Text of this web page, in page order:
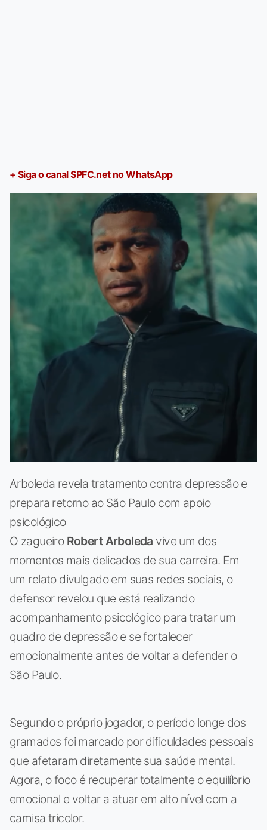
+ Siga o canal SPFC.net no WhatsApp
Arboleda revela tratamento contra depressão e
prepara retorno ao São Paulo com apoio
psicológico
O zagueiro Robert Arboleda vive um dos
momentos mais delicados de sua carreira. Em
um relato divulgado em suas redes sociais, o
defensor revelou que está realizando
acompanhamento psicológico para tratar um
quadro de depressão e se fortalecer
emocionalmente antes de voltar a defender o
São Paulo.
Segundo o próprio jogador, o período longe dos
gramados foi marcado por dificuldades pessoais
que afetaram diretamente sua saúde mental.
Agora, o foco é recuperar totalmente o equilíbrio
emocional e voltar a atuar em alto nível com a
camisa tricolor.